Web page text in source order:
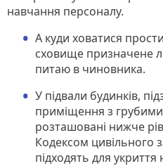
навчання персоналу.
А куди ховатися
сховище призначене
питаю в чиновника.
У підвали будинків,
приміщення з грубими
розташовані нижче
Кодексом цивільного
підходять для укриття